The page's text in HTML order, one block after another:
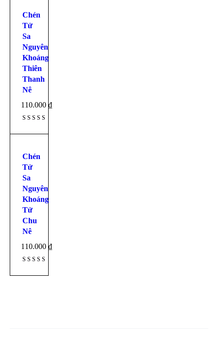
Chén
Tử
Sa
Nguyên
Khoáng
Thiên
Thanh
Nê
110.000 ₫
Chén
Tử
Sa
Nguyên
Khoáng
Tử
Chu
Nê
110.000 ₫